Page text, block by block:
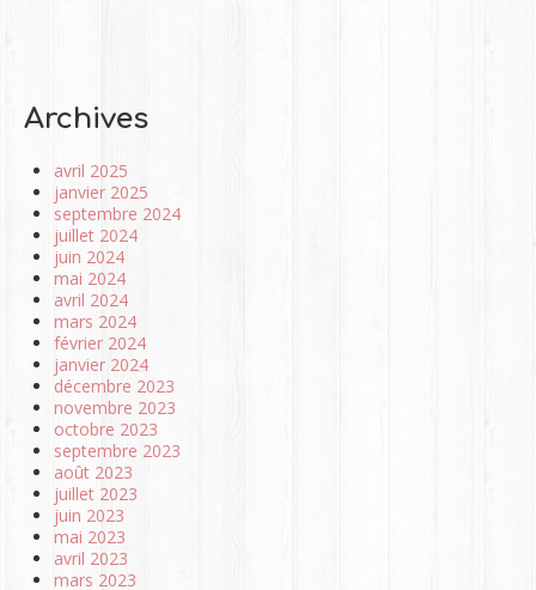
Archives
avril 2025
janvier 2025
septembre 2024
juillet 2024
juin 2024
mai 2024
avril 2024
mars 2024
février 2024
janvier 2024
décembre 2023
novembre 2023
octobre 2023
septembre 2023
août 2023
juillet 2023
juin 2023
mai 2023
avril 2023
mars 2023